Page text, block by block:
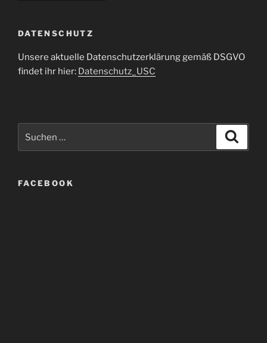
DATENSCHUTZ
Unsere aktuelle Datenschutzerklärung gemäß DSGVO
findet ihr hier: Datenschutz_USC
nach:
FACEBOOK